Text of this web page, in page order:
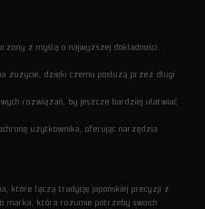
z myślą o najwyższej dokładności
zużycie, dzięki czemu posłużą przez długi
rozwiązań, by jeszcze bardziej ułatwiać
użytkownika, oferując narzędzia
które łączą tradycję japońskiej precyzji z
marka, która rozumie potrzeby swoich